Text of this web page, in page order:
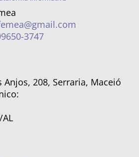
3747
Anjos, 208, Serraria, Maceió